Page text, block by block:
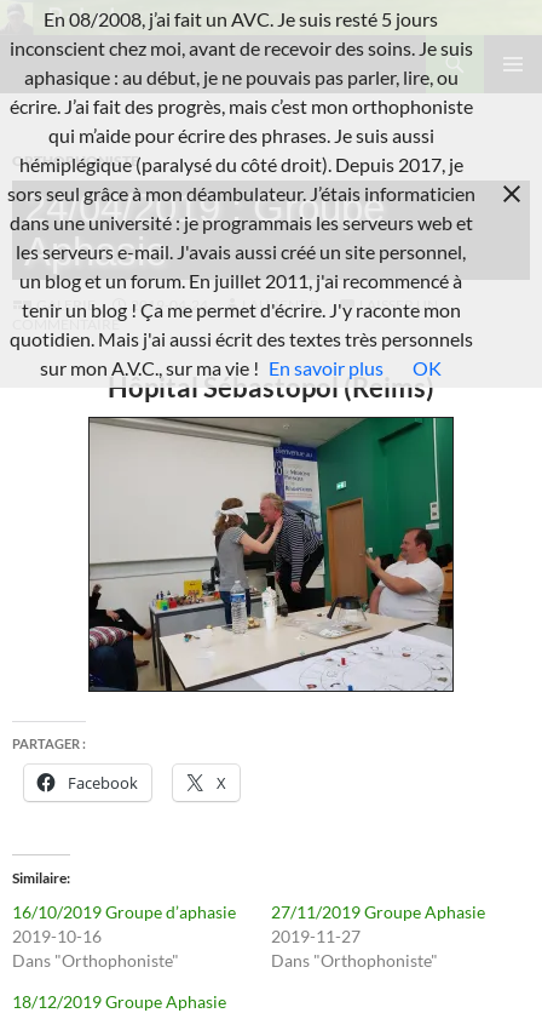
au
contenu
L'A.V.C.
Recherche
ORTHOPHONISTE
24/04/2019 : Groupe
Aphasie
GALERIE 2019-04-24 LAURENT B.
LAISSER UN
COMMENTAIRE
Hôpital Sébastopol (Reims)
PARTAGER :
Facebook X
Similaire
16/10/2019 Groupe d’aphasie
2019-10-16
Dans "Orthophoniste"
27/11/2019 Groupe Aphasie
2019-11-27
Dans "Orthophoniste"
18/12/2019 Groupe Aphasie
En 08/2008, j’ai fait un AVC. Je suis resté 5 jours
inconscient chez moi, avant de recevoir des soins. Je suis
aphasique : au début, je ne pouvais pas parler, lire, ou
écrire. J’ai fait des progrès, mais c’est mon orthophoniste
qui m’aide pour écrire des phrases. Je suis aussi
hémiplégique (paralysé du côté droit). Depuis 2017, je
sors seul grâce à mon déambulateur. J’étais informaticien
dans une université : je programmais les serveurs web et
les serveurs e-mail. J'avais aussi créé un site personnel,
un blog et un forum. En juillet 2011, j'ai recommencé à
tenir un blog ! Ça me permet d'écrire. J'y raconte mon
quotidien. Mais j'ai aussi écrit des textes très personnels
sur mon A.V.C., sur ma vie ! En savoir plus OK